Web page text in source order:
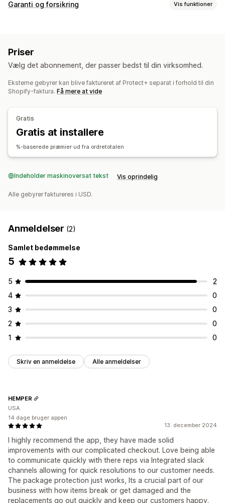
Returneringsmuligheder
Returneringsportal
Returneringssporing
Mailnotifikationer
Garanti og forsikring Vis funktioner
Beskadigede pakker
Returneringer og ombytninger
Tilmeldingsoplevelse
Administration af reklamationer
Automatisk håndtering Portal til reklamationer
Tilpassede politikker Kontrolpanel til reklamationer
Priser
Vælg det abonnement, der passer bedst til din virksomhed.
Eksterne gebyrer kan blive faktureret af Protect+ separat i forhold til din
Shopify-faktura. Få mere at vide
Gratis
Gratis at installere
%-baserede præmier ud fra ordretotalen
Indeholder maskinoversat tekst Vis oprindelig
Alle gebyrer faktureres i USD.
Anmeldelser (2)
Samlet bedømmelse
5
5
2
4
0
3
0
2
0
1
0
Skriv en anmeldelse Alle anmeldelser
13. december 2024
I highly recommend the app, they have made solid
improvements with our complicated checkout. Love being able
to communicate quickly with there reps via Integrated slack
channels allowing for quick resolutions to our customer needs.
The package protection just works, Its a crucial part of our
business with how items break or get damaged and the
replacements go out quickly and keep our customers happy.
HEMPER
USA
14 dage bruger appen